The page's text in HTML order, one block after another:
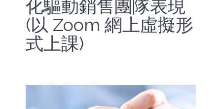
化驅動銷售團隊表現
(以 Zoom 網上虛擬形
式上課)